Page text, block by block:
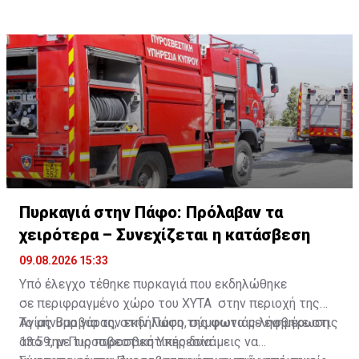
Πυρκαγιά στην Πάφο: Πρόλαβαν τα
χειρότερα – Συνεχίζεται η κατάσβεση
09.08.2026 15:33
Υπό έλεγχο τέθηκε πυρκαγιά που εκδηλώθηκε
σε περιφραγμένο χώρο του ΧΥΤΑ στην περιοχή της
Αγίας Βαρβάρας, στην Πάφο, σύμφωνα με ενημέρωση
από την Πυροσβεστική Υπηρεσία.
Το μήνυμα για την εκδήλωση της φωτιάς λήφθηκε στις
13:59, με τις πυροσβεστικές δυνάμεις να